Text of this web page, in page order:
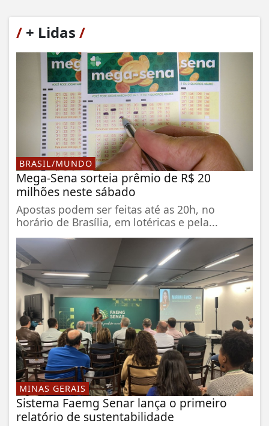
/ + Lidas /
BRASIL/MUNDO
Mega-Sena sorteia prêmio de R$ 20
milhões neste sábado
Apostas podem ser feitas até as 20h, no
horário de Brasília, em lotéricas e pela...
MINAS GERAIS
Sistema Faemg Senar lança o primeiro
relatório de sustentabilidade